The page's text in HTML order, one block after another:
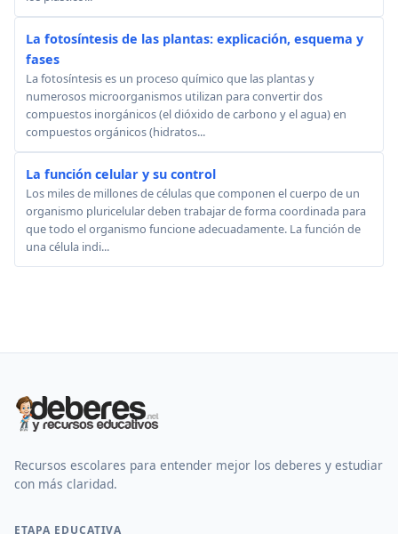
La fotosíntesis de las plantas: explicación, esquema y
fases
La fotosíntesis es un proceso químico que las plantas y
numerosos microorganismos utilizan para convertir dos
compuestos inorgánicos (el dióxido de carbono y el agua) en
compuestos orgánicos (hidratos...
La función celular y su control
Los miles de millones de células que componen el cuerpo de un
organismo pluricelular deben trabajar de forma coordinada para
que todo el organismo funcione adecuadamente. La función de
una célula indi...
Recursos escolares para entender mejor los deberes y estudiar
con más claridad.
ETAPA EDUCATIVA